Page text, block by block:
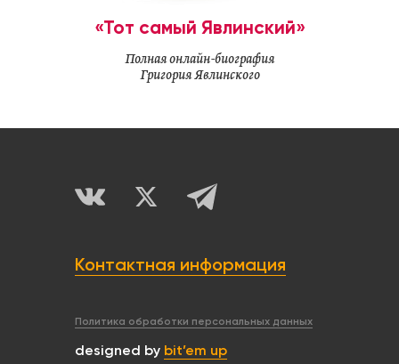
«Тот самый Явлинский»
Полная онлайн-биография
Григория Явлинского
Контактная информация
Политика обработки персональных данных
designed by bit’em up